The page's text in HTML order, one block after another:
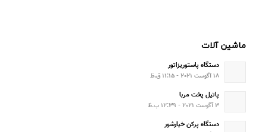
ماشین آلات
دستگاه پاستوریزاتور
۱۸ آگوست ۲۰۲۱ - ۱۱:۱۵ ق.ظ
پاتیل پخت مربا
۳ آگوست ۲۰۲۱ - ۱۲:۳۹ ب.ظ
دستگاه پرکن خیارشور